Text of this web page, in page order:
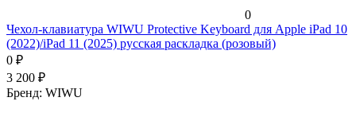
0
Чехол-клавиатура WIWU Protective Keyboard для Apple iPad 10
(2022)/iPad 11 (2025) русская раскладка (розовый)
0 ₽
3 200 ₽
Бренд: WIWU